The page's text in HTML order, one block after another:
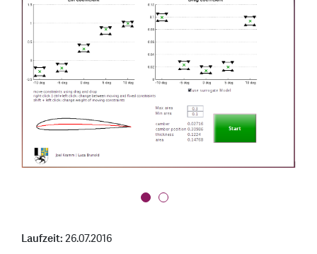
Laufzeit:26.07.2016